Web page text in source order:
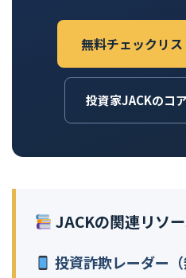
無料チェックリ
投資家JACKのコ
JACKの関連リソ
投資詐欺レーダー（